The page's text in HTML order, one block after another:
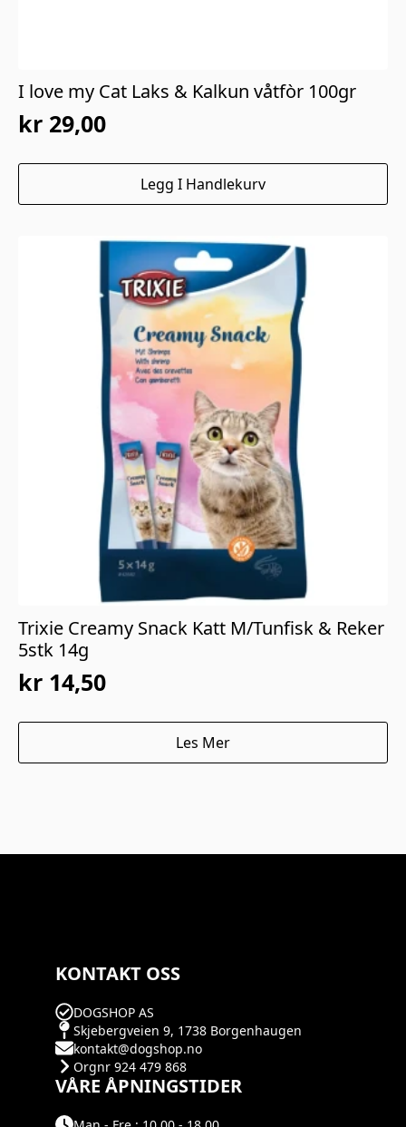
I love my Cat Laks & Kalkun våtfòr 100gr
kr 29,00
Legg I Handlekurv
Trixie Creamy Snack Katt M/Tunfisk & Reker
5stk 14g
Opprinnelig
pris
kr 14,50
Nåværende
pris
Les Mer
KONTAKT OSS
DOGSHOP AS
Skjebergveien 9, 1738 Borgenhaugen
kontakt@dogshop.no
Orgnr 924 479 868
VÅRE ÅPNINGSTIDER